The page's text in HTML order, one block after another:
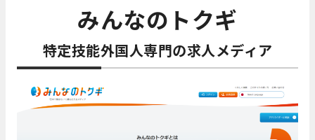
みんなのトクギ
特定技能外国人専門の求人メディア